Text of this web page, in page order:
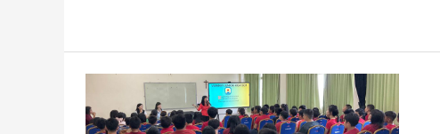
Komitmen
Bersama
Vianney